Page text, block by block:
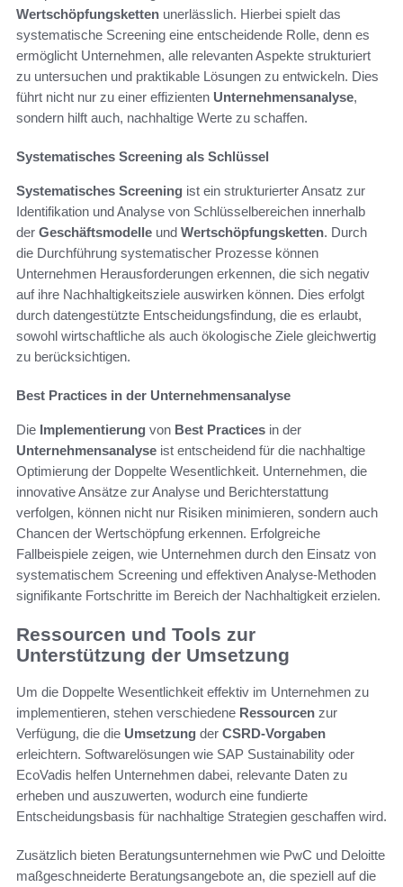
Wertschöpfungsketten unerlässlich. Hierbei spielt das
systematische Screening eine entscheidende Rolle, denn es
ermöglicht Unternehmen, alle relevanten Aspekte strukturiert
zu untersuchen und praktikable Lösungen zu entwickeln. Dies
führt nicht nur zu einer effizienten Unternehmensanalyse,
sondern hilft auch, nachhaltige Werte zu schaffen.
Systematisches Screening als Schlüssel
Systematisches Screening ist ein strukturierter Ansatz zur
Identifikation und Analyse von Schlüsselbereichen innerhalb
der Geschäftsmodelle und Wertschöpfungsketten. Durch
die Durchführung systematischer Prozesse können
Unternehmen Herausforderungen erkennen, die sich negativ
auf ihre Nachhaltigkeitsziele auswirken können. Dies erfolgt
durch datengestützte Entscheidungsfindung, die es erlaubt,
sowohl wirtschaftliche als auch ökologische Ziele gleichwertig
zu berücksichtigen.
Best Practices in der Unternehmensanalyse
Die Implementierung von Best Practices in der
Unternehmensanalyse ist entscheidend für die nachhaltige
Optimierung der Doppelte Wesentlichkeit. Unternehmen, die
innovative Ansätze zur Analyse und Berichterstattung
verfolgen, können nicht nur Risiken minimieren, sondern auch
Chancen der Wertschöpfung erkennen. Erfolgreiche
Fallbeispiele zeigen, wie Unternehmen durch den Einsatz von
systematischem Screening und effektiven Analyse-Methoden
signifikante Fortschritte im Bereich der Nachhaltigkeit erzielen.
Ressourcen und Tools zur
Unterstützung der Umsetzung
Um die Doppelte Wesentlichkeit effektiv im Unternehmen zu
implementieren, stehen verschiedene Ressourcen zur
Verfügung, die die Umsetzung der CSRD-Vorgaben
erleichtern. Softwarelösungen wie SAP Sustainability oder
EcoVadis helfen Unternehmen dabei, relevante Daten zu
erheben und auszuwerten, wodurch eine fundierte
Entscheidungsbasis für nachhaltige Strategien geschaffen wird.
Zusätzlich bieten Beratungsunternehmen wie PwC und Deloitte
maßgeschneiderte Beratungsangebote an, die speziell auf die